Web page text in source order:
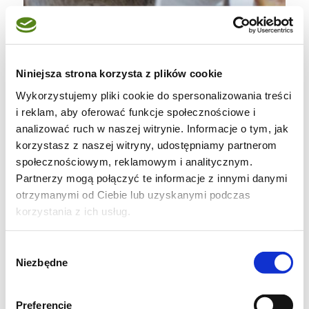
Niniejsza strona korzysta z plików cookie
Wykorzystujemy pliki cookie do spersonalizowania treści
i reklam, aby oferować funkcje społecznościowe i
analizować ruch w naszej witrynie. Informacje o tym, jak
korzystasz z naszej witryny, udostępniamy partnerom
społecznościowym, reklamowym i analitycznym.
Partnerzy mogą połączyć te informacje z innymi danymi
otrzymanymi od Ciebie lub uzyskanymi podczas
korzystania z ich usług.
zgody
Niezbędne
Preferencje
To babka cytrynowa, aby jednak urozmaicić
jej smak (i wygląd), dodałam do środka- a w
zasadzie posypałam wierzch ciasta,
mrożonymi czerwonymi porzeczkami. Są
kwaskowate i świetnie komponują się z
cytrynowymi wypiekami.
Przepis na tę babkę zaczerpnęłam z książki
“Słodko” Y. Ottolnghi & H. Goh- oni jednak z
tego ciasta przygotowali małe babeczki, z
dodatkowym kremem cytrynowym (świetny